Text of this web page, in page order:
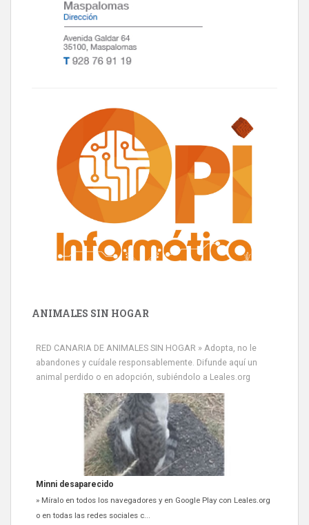
ANIMALES SIN HOGAR
RED CANARIA DE ANIMALES SIN HOGAR » Adopta, no le
abandones y cuídale responsablemente. Difunde aquí un
animal perdido o en adopción, subiéndolo a Leales.org
Siami Perdida
Se llama Siami,es hembra de 4 años,esterilizada con marca de
oreja,cariñosa,mimosa pero miedosa,e...